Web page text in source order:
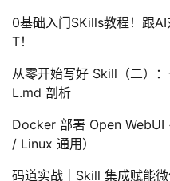
0基础入门SKills教程！跟
T！
从零开始写好 Skill（二）
L.md 剖析
Docker 部署 Open
/ Linux 通用）
码道实战｜Skill 集成赋能